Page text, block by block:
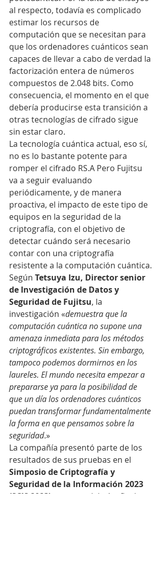
al respecto, todavía es complicado
estimar los recursos de
computación que se necesitan para
que los ordenadores cuánticos sean
capaces de llevar a cabo de verdad la
factorización entera de números
compuestos de 2.048 bits. Como
consecuencia, el momento en el que
debería producirse esta transición a
otras tecnologías de cifrado sigue
sin estar claro.
La tecnología cuántica actual, eso sí,
no es lo bastante potente para
romper el cifrado RS.A Pero Fujitsu
va a seguir evaluando
periódicamente, y de manera
proactiva, el impacto de este tipo de
equipos en la seguridad de la
criptografía, con el objetivo de
detectar cuándo será necesario
contar con una criptografía
resistente a la computación cuántica.
Según Tetsuya Izu, Director senior
de Investigación de Datos y
Seguridad de Fujitsu, la
investigación «demuestra que la
computación cuántica no supone una
amenaza inmediata para los métodos
criptográficos existentes. Sin embargo,
tampoco podemos dormirnos en los
laureles. El mundo necesita empezar a
prepararse ya para la posibilidad de
que un día los ordenadores cuánticos
puedan transformar fundamentalmente
la forma en que pensamos sobre la
seguridad.»
La compañía presentó parte de los
resultados de sus pruebas en el
Simposio de Criptografía y
Seguridad de la Información 2023
(SCIS 2023) , que se celebró a finales